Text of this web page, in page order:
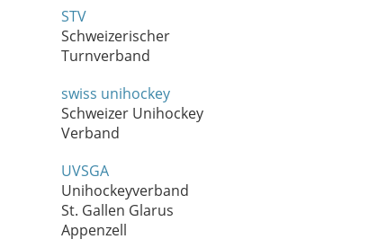
STV
Schweizerischer
Turnverband
swiss unihockey
Schweizer Unihockey
Verband
UVSGA
Unihockeyverband
St. Gallen Glarus
Appenzell